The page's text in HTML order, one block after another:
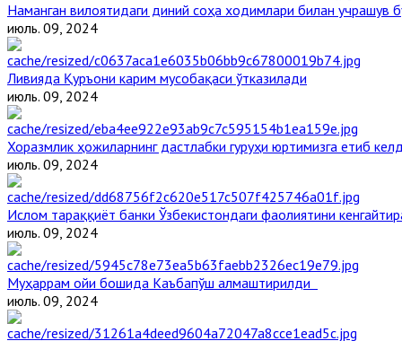
Наманган вилоятидаги диний соҳа ходимлари билан учрашув
июль. 09, 2024
Ливияда Қуръони карим мусобақаси ўтказилади
июль. 09, 2024
Хоразмлик ҳожиларнинг дастлабки гуруҳи юртимизга етиб
июль. 09, 2024
Ислом тараққиёт банки Ўзбекистондаги фаолиятини
июль. 09, 2024
Муҳаррам ойи бошида Каъбапўш алмаштирилди
июль. 09, 2024